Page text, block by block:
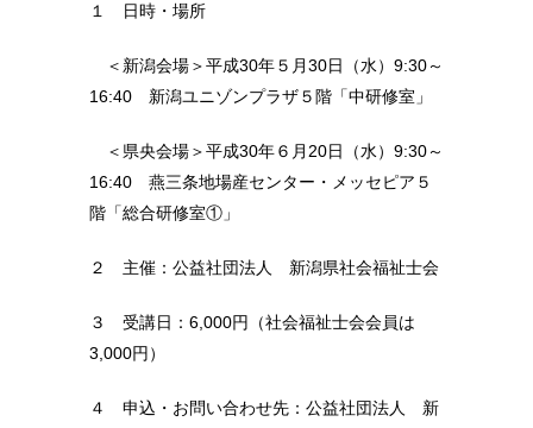
１ 日時・場所
＜新潟会場＞平成30年５月30日（水）9:30～
16:40 新潟ユニゾンプラザ５階「中研修室」
＜県央会場＞平成30年６月20日（水）9:30～
16:40 燕三条地場産センター・メッセピア５
階「総合研修室①」
２ 主催：公益社団法人 新潟県社会福祉士会
３ 受講日：6,000円（社会福祉士会会員は
3,000円）
４ 申込・お問い合わせ先：公益社団法人 新